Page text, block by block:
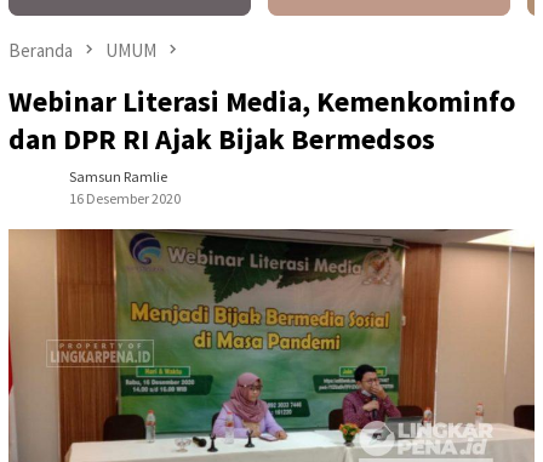
Beranda UMUM
Webinar Literasi Media, Kemenkominfo
dan DPR RI Ajak Bijak Bermedsos
Samsun Ramlie
16 Desember 2020